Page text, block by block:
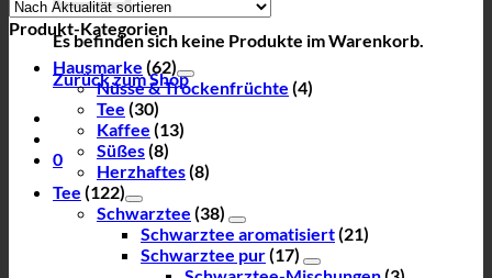
Es befinden sich keine Produkte im Warenkorb.
Zurück zum Shop
0
Produkt-Kategorien
Hausmarke (62)
Nüsse & Trockenfrüchte (4)
Tee (30)
Kaffee (13)
Süßes(8)
Herzhaftes(8)
Tee (122)
Schwarztee (38)
Schwarztee aromatisiert(21)
Schwarztee pur(17)